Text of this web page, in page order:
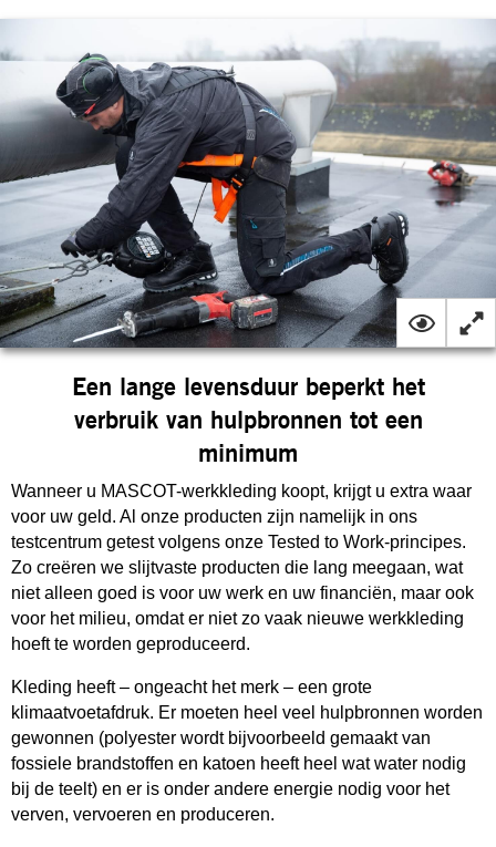
Een lange levensduur beperkt het
verbruik van hulpbronnen tot een
minimum
Wanneer u MASCOT-werkkleding koopt, krijgt u extra waar
voor uw geld. Al onze producten zijn namelijk in ons
testcentrum getest volgens onze Tested to Work-principes.
Zo creëren we slijtvaste producten die lang meegaan, wat
niet alleen goed is voor uw werk en uw financiën, maar ook
voor het milieu, omdat er niet zo vaak nieuwe werkkleding
hoeft te worden geproduceerd.
Kleding heeft – ongeacht het merk – een grote
klimaatvoetafdruk. Er moeten heel veel hulpbronnen worden
gewonnen (polyester wordt bijvoorbeeld gemaakt van
fossiele brandstoffen en katoen heeft heel wat water nodig
bij de teelt) en er is onder andere energie nodig voor het
verven, vervoeren en produceren.